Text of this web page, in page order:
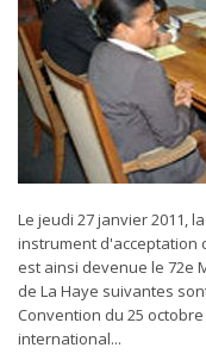
Le jeudi 27 janvier 2011,
instrument d'acceptation
est ainsi devenue le 72e
de La Haye suivantes
Convention du 25
international...